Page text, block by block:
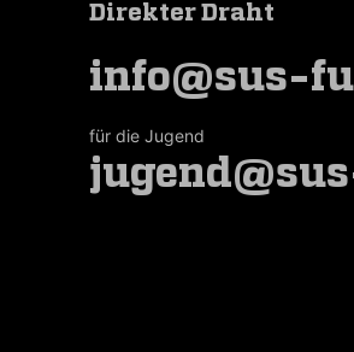
Direkter Draht
info@sus-
für die Jugend